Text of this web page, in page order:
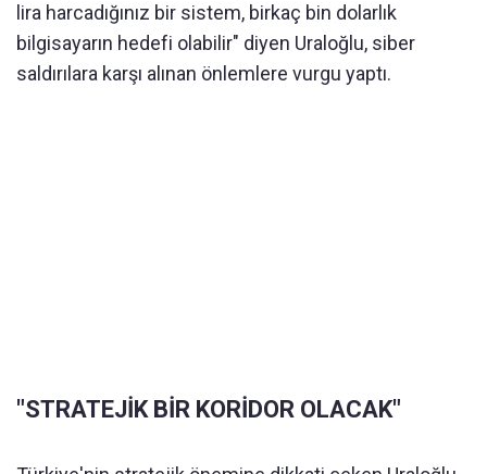
lira harcadığınız bir sistem, birkaç bin dolarlık
bilgisayarın hedefi olabilir" diyen Uraloğlu, siber
saldırılara karşı alınan önlemlere vurgu yaptı.
"STRATEJİK BİR KORİDOR OLACAK"